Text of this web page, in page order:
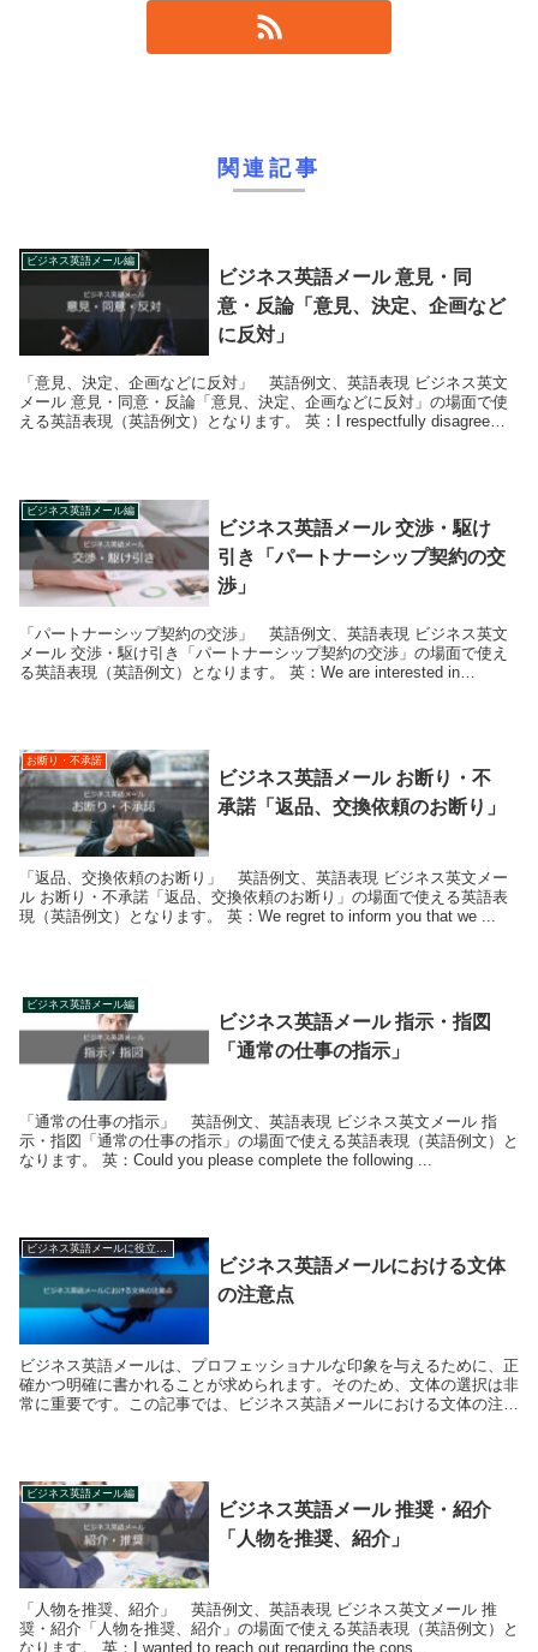
関連記事
ビジネス英語メール編
ビジネス英語メール 意見・同
意・反論「意見、決定、企画など
に反対」
「意見、決定、企画などに反対」 英語例文、英語表現 ビジネス英文
メール 意見・同意・反論「意見、決定、企画などに反対」の場面で使
える英語表現（英語例文）となります。 英：I respectfully disagree
ビジネス英語メール編
ビジネス英語メール 交渉・駆け
引き「パートナーシップ契約の交
渉」
「パートナーシップ契約の交渉」 英語例文、英語表現 ビジネス英文
メール 交渉・駆け引き「パートナーシップ契約の交渉」の場面で使え
る英語表現（英語例文）となります。 英：We are interested in
お断り・不承諾
ビジネス英語メール お断り・不
承諾「返品、交換依頼のお断り」
「返品、交換依頼のお断り」 英語例文、英語表現 ビジネス英文メー
ル お断り・不承諾「返品、交換依頼のお断り」の場面で使える英語表
現（英語例文）となります。 英：We regret to inform you that we ...
ビジネス英語メール編
ビジネス英語メール 指示・指図
「通常の仕事の指示」
「通常の仕事の指示」 英語例文、英語表現 ビジネス英文メール 指
示・指図「通常の仕事の指示」の場面で使える英語表現（英語例文）と
なります。 英：Could you please complete the following ...
ビジネス英語メールに役立つTips
ビジネス英語メールにおける文体
の注意点
ビジネス英語メールは、プロフェッショナルな印象を与えるために、正
確かつ明確に書かれることが求められます。そのため、文体の選択は非
常に重要です。この記事では、ビジネス英語メールにおける文体の注意
ビジネス英語メール編
ビジネス英語メール 推奨・紹介
「人物を推奨、紹介」
「人物を推奨、紹介」 英語例文、英語表現 ビジネス英文メール 推
奨・紹介「人物を推奨、紹介」の場面で使える英語表現（英語例文）と
なります。 英：I wanted to reach out regarding the cons...